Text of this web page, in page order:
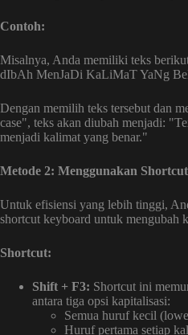
Contoh:
Misalnya, Anda memiliki teks
dIbAh MenJaDi KaLiMaT YaNg
Dengan memilih teks tersebut dan
case", teks akan diubah menjadi:
menjadi kalimat yang benar."
Metode 2: Menggunakan
Untuk efisiensi yang lebih tinggi,
shortcut keyboard untuk mengubah
Shortcut:
Shift + F3: Shortcut ini
antara tiga opsi kapitalisasi:
Semua huruf kecil
Huruf pertama setiap